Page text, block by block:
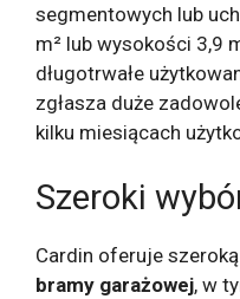
segmentowych lub
m² lub wysokości 3,9
długotrwałe
zgłasza duże
kilku miesiącach
Szeroki
Cardin oferuje
bramy garażowej, w